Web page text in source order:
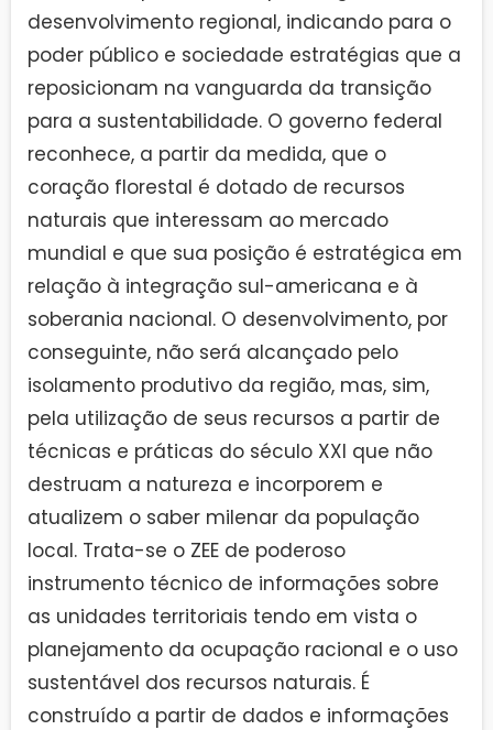
desenvolvimento regional, indicando para o
poder público e sociedade estratégias que a
reposicionam na vanguarda da transição
para a sustentabilidade. O governo federal
reconhece, a partir da medida, que o
coração florestal é dotado de recursos
naturais que interessam ao mercado
mundial e que sua posição é estratégica em
relação à integração sul-americana e à
soberania nacional. O desenvolvimento, por
conseguinte, não será alcançado pelo
isolamento produtivo da região, mas, sim,
pela utilização de seus recursos a partir de
técnicas e práticas do século XXI que não
destruam a natureza e incorporem e
atualizem o saber milenar da população
local. Trata-se o ZEE de poderoso
instrumento técnico de informações sobre
as unidades territoriais tendo em vista o
planejamento da ocupação racional e o uso
sustentável dos recursos naturais. É
construído a partir de dados e informações